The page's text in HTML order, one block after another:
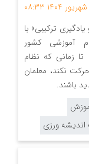
۰۸:۳۳
ترکیبی» با
آموزشی کشور
زمانی که نظام
نکند، معلمان
باشند.
ورزی